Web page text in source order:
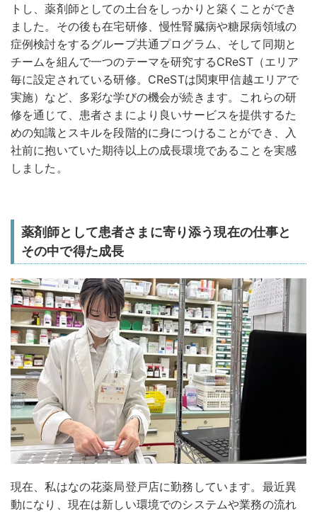
トし、薬剤師としての土台をしっかりと築くことができ
ました。その後も在宅研修、慢性腎臓病や糖尿病領域の
症例検討をするグループ共通プログラム、そして同期と
チームを組んで一つのテーマを研究するCReST（エリア
毎に設定されている研修。CReSTは関東甲信越エリアで
実施）など、多彩な学びの機会が続きます。これらの研
修を通じて、患者さまにより良いサービスを提供するた
めの知識とスキルを段階的に身につけることができ、入
社前に抱いていた期待以上の成長環境であることを実感
しました。
薬剤師として患者さまに寄り添う現在の仕事と
その中で得た成長
現在、私はなの花薬局登戸店に勤務しています。最近異
動になり、現在は新しい環境でのシステムや業務の流れ